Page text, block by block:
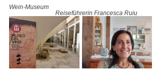
Wein-Museum
Reiseführerin Francesca Ruiu